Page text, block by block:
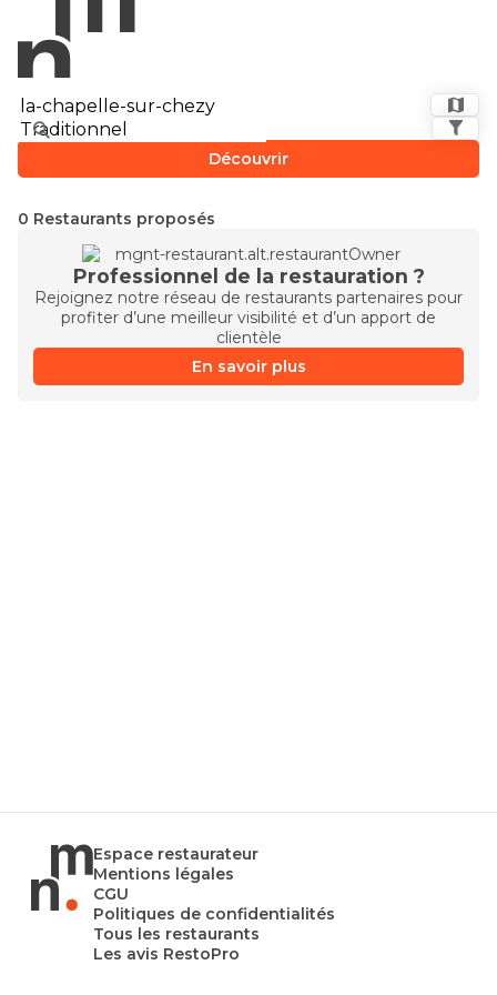
Découvrir
0 Restaurants proposés
Professionnel de la restauration ?
Rejoignez notre réseau de restaurants partenaires pour
profiter d’une meilleur visibilité et d’un apport de
clientèle
En savoir plus
Espace restaurateur
Mentions légales
CGU
Politiques de confidentialités
Tous les restaurants
Les avis RestoPro